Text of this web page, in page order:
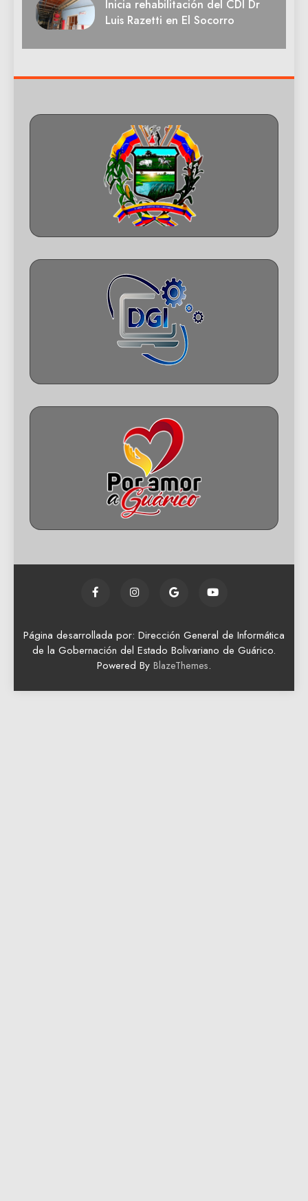
Inicia rehabilitación del CDI Dr
Luis Razetti en El Socorro
Página desarrollada por: Dirección General de Informática
de la Gobernación del Estado Bolivariano de Guárico.
Powered By BlazeThemes.